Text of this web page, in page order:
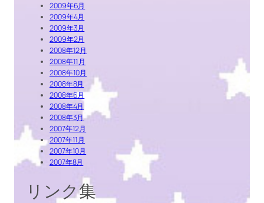
2009年6月
2009年4月
2009年3月
2009年2月
2008年12月
2008年11月
2008年10月
2008年8月
2008年6月
2008年4月
2008年3月
2007年12月
2007年11月
2007年10月
2007年8月
リンク集